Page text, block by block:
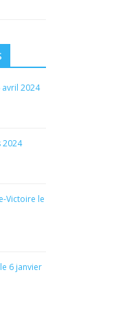
avril 2024
2024
Victoire le
6 janvier